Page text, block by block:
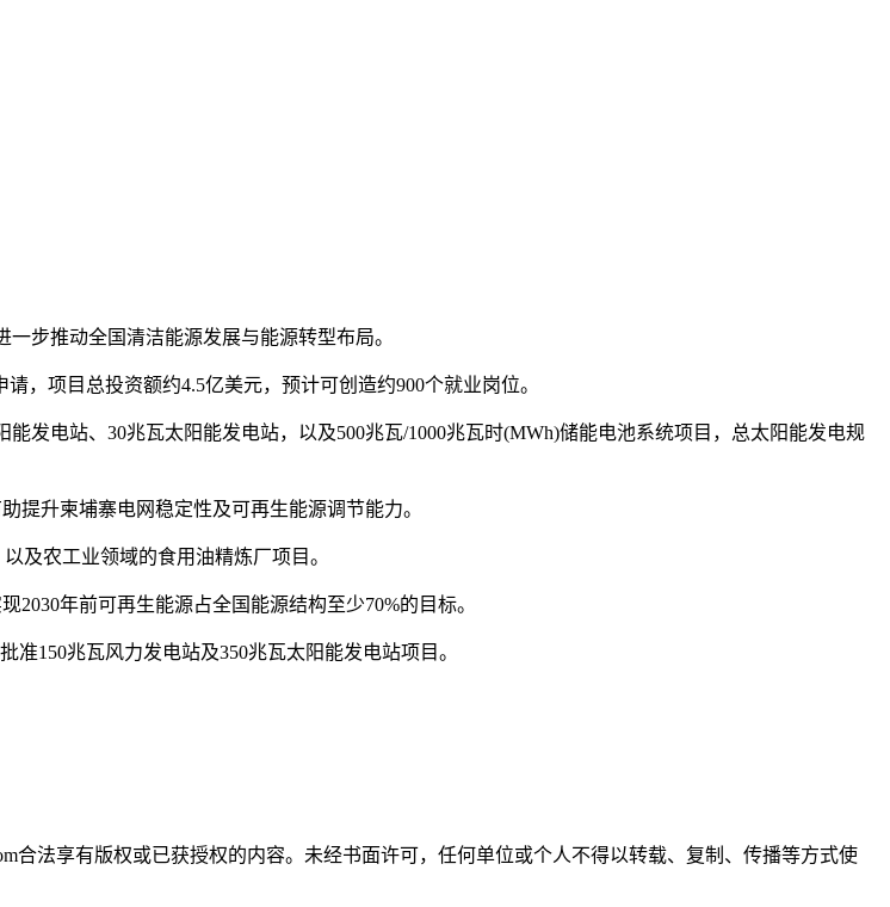
步推动全国清洁能源发展与能源转型布局。
，项目总投资额约4.5亿美元，预计可创造约900个就业岗位。
发电站、30兆瓦太阳能发电站，以及500兆瓦/1000兆瓦时(MWh)储能电池系统项目，总太阳能发电规
提升柬埔寨电网稳定性及可再生能源调节能力。
及农工业领域的食用油精炼厂项目。
年前可再生能源占全国能源结构至少70%的目标。
150兆瓦风力发电站及350兆瓦太阳能发电站项目。
合法享有版权或已获授权的内容。未经书面许可，任何单位或个人不得以转载、复制、传播等方式使